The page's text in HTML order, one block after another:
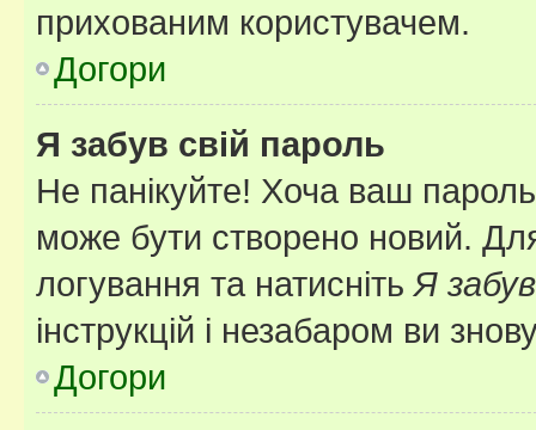
прихованим користувачем.
Догори
Я забув свій пароль
Не панікуйте! Хоча ваш
може бути створено новий.
логування та натисніть Я
інструкцій і незабаром ви
Догори